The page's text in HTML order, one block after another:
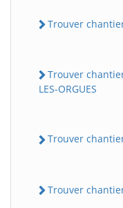
Trouver
Trouver
LES-ORGUES
Trouver
Trouver